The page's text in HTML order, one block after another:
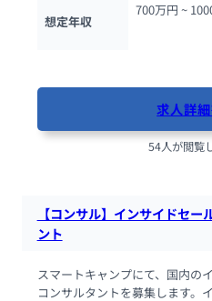
想定年収
700万円 ~
求人詳
54人が閲覧
【コンサル】インサイドセ
ント
スマートキャンプにて、国内の
コンサルタントを募集します。